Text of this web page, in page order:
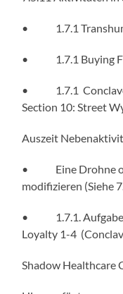
• 1.7.1
• 1.7.1 Buying
• 1.7.1 Conclave
Section 10: Street
Auszeit
• Eine Drohne
modifizieren (Siehe
• 1.7.1. Aufgabe
Loyalty 1-4
Shadow Healthcare